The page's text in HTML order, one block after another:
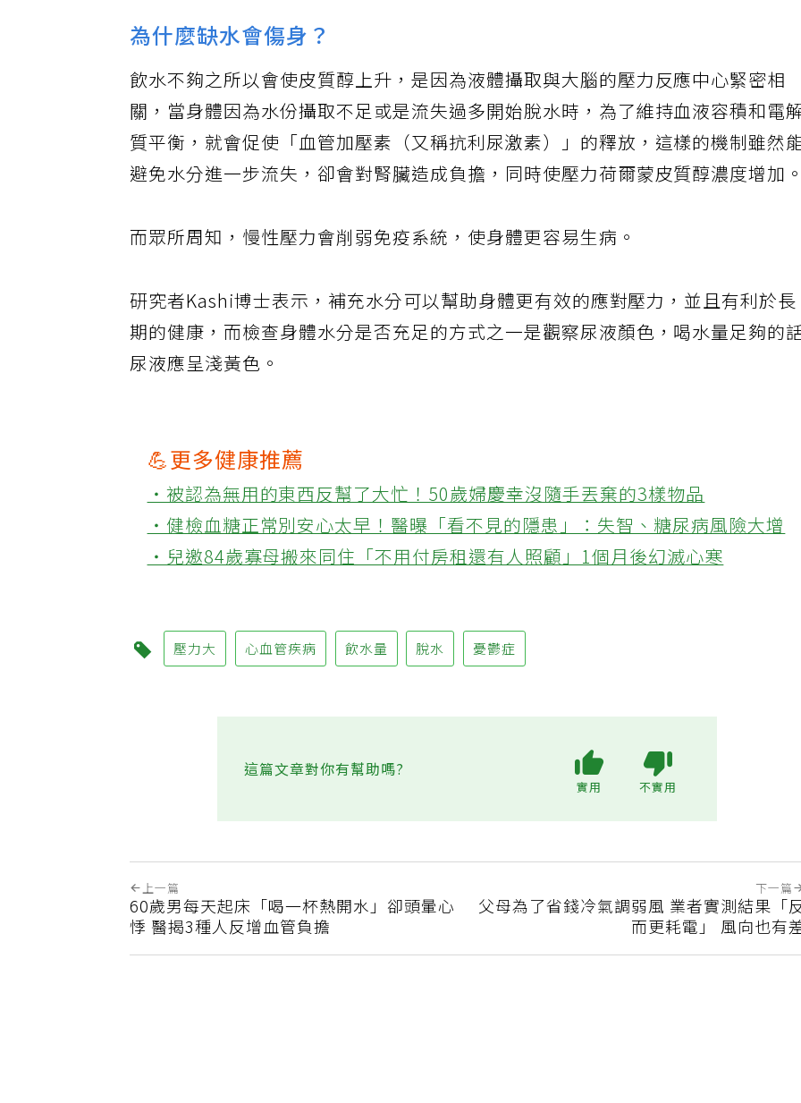
為什麼缺水會傷身？
飲水不夠之所以會使皮質醇上升，是因為液體攝取與大腦的壓力反應中​​心緊密相
關，當身體因為水份攝取不足或是流失過多開始脫水時，為了維持血液容積和電
質平衡，就會促使「血管加壓素（又稱抗利尿激素）」的釋放，這樣的機制雖然
避免水分進一步流失，卻會對腎臟造成負擔，同時使壓力荷爾蒙皮質醇濃度增加
而眾所周知，慢性壓力會削弱免疫系統，使身體更容易生病。
研究者Kashi博士表示，補充水分可以幫助身體更有效的應對壓力，並且有利於長
期的健康，而檢查身體水分是否充足的方式之一是觀察尿液顏色，喝水量足夠的
尿液應呈淺黃色。
💪更多健康推薦
‧被認為無用的東西反幫了大忙！50歲婦慶幸沒隨手丟棄的3樣物品
‧健檢血糖正常別安心太早！醫曝「看不見的隱患」：失智、糖尿病風險大增
‧兒邀84歲寡母搬來同住「不用付房租還有人照顧」1個月後幻滅心寒
壓力大 心血管疾病 飲水量 脫水 憂鬱症
這篇文章對你有幫助嗎?
上一篇
60歲男每天起床「喝一杯熱開水」卻頭暈心
悸 醫揭3種人反增血管負擔
下一篇
父母為了省錢冷氣調弱風 業者實測結果「
而更耗電」 風向也有